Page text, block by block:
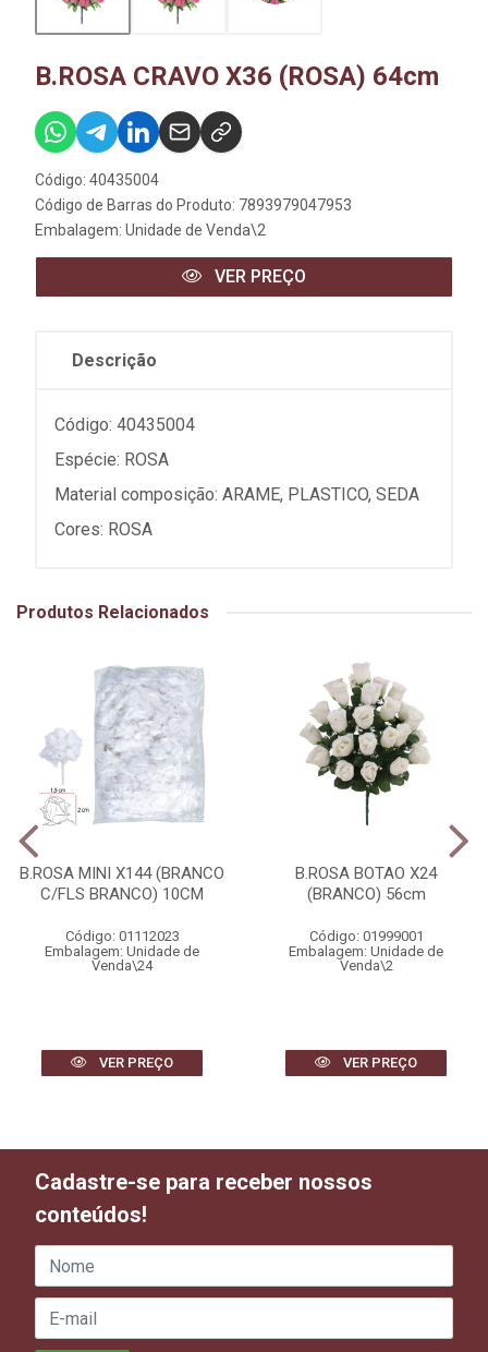
B.ROSA CRAVO X36 (ROSA) 64cm
Código: 40435004
Código de Barras do Produto: 7893979047953
Embalagem: Unidade de Venda\2
VER PREÇO
Descrição
Código: 40435004
Espécie: ROSA
Material composição: ARAME, PLASTICO, SEDA
Cores: ROSA
Produtos Relacionados
B.ROSA MINI X144 (BRANCO
C/FLS BRANCO) 10CM
Código: 01112023
Embalagem: Unidade de
Venda\24
VER PREÇO
B.ROSA BOTAO X24
(BRANCO) 56cm
Código: 01999001
Embalagem: Unidade de
Venda\2
VER PREÇO
Cadastre-se para receber nossos
conteúdos!